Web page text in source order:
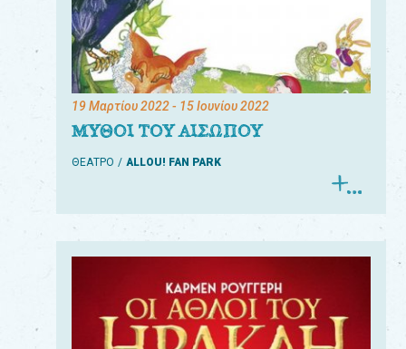
19 Μαρτίου 2022- 15 Ιουνίου 2022
ΜΥΘΟΙ ΤΟΥ ΑΙΣΩΠΟΥ
ΘΕΑΤΡΟ ALLOU! FAN PARK